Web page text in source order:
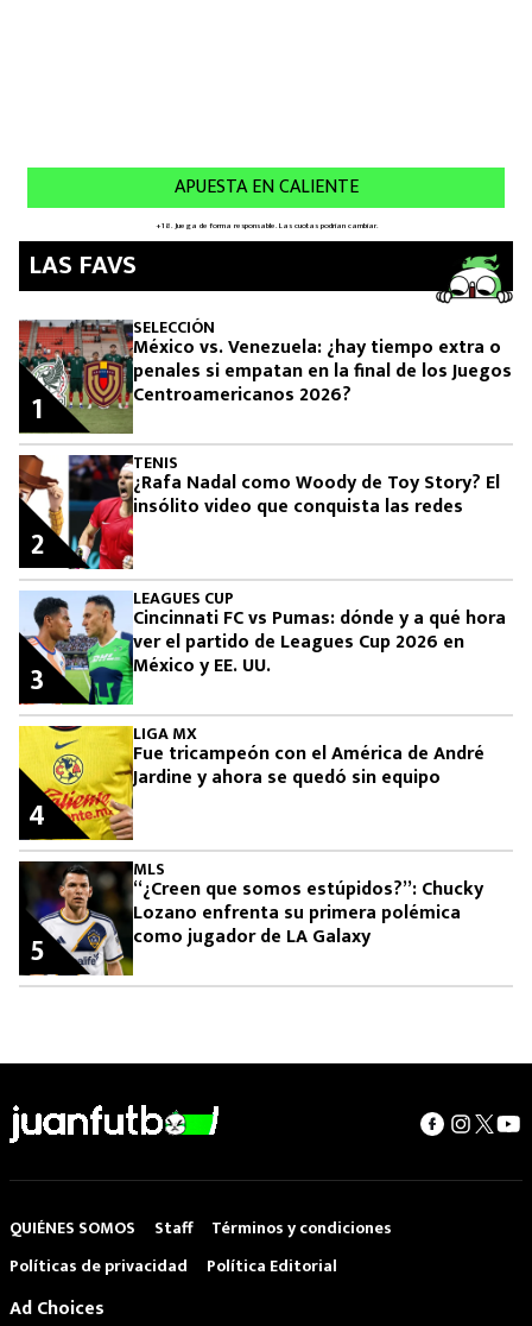
LAS FAVS
SELECCIÓN
México vs. Venezuela: ¿hay tiempo extra o
penales si empatan en la final de los Juegos
Centroamericanos 2026?
1
TENIS
¿Rafa Nadal como Woody de Toy Story? El
insólito video que conquista las redes
2
LEAGUES CUP
Cincinnati FC vs Pumas: dónde y a qué hora
ver el partido de Leagues Cup 2026 en
México y EE. UU.
3
LIGA MX
Fue tricampeón con el América de André
Jardine y ahora se quedó sin equipo
4
MLS
“¿Creen que somos estúpidos?”: Chucky
Lozano enfrenta su primera polémica
como jugador de LA Galaxy
5
QUIÉNES SOMOS Staff
Términos y condiciones
Políticas de privacidad
Política Editorial
Ad Choices